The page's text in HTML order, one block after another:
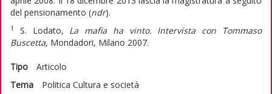
del pensionamento (ndr).
1 S. Lodato, La mafia ha vinto. Intervista con Tommaso
Buscetta, Mondadori, Milano 2007.
Tipo
Articolo
Tema
Politica Cultura e società